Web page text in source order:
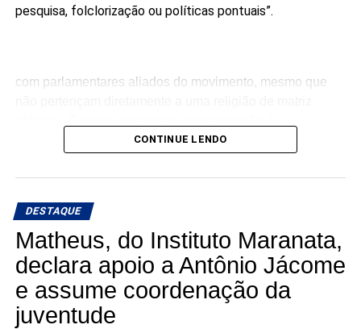
pesquisa, folclorização ou políticas pontuais”.
com parlamentares aliados do movimento, mesmo que
compromisso público com a agenda da articulação.
“Ninguém pode falar melhor por nós do que nós mesmos.
ocupando os parlamentos, continuaremos sendo
lembrados apenas em momentos pontuais”, dizem os
candidatos à Câmara.
A articulação reúne seis candidatos à Câmara dos
Deputados:
CONTINUE LENDO
DESTAQUE
Matheus, do Instituto Maranata,
declara apoio a Antônio Jácome
e assume coordenação da
juventude